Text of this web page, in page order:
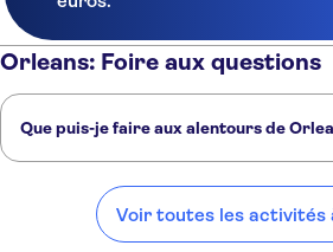
Orleans: Foire aux questions
Que puis-je faire aux alentours de
Voir toutes les activités